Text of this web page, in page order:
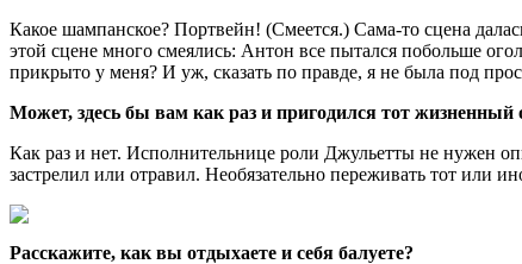
Какое шампанское? Портвейн! (Смеется.) Сама-то сцена
этой сцене много смеялись: Антон все пытался побольше
прикрыто у меня? И уж, сказать по правде, я не была под
Может, здесь бы вам как раз и пригодился тот жизненный
Как раз и нет. Исполнительнице роли Джульетты не нужен
застрелил или отравил. Необязательно переживать тот или
Расскажите, как вы отдыхаете и себя балуете?